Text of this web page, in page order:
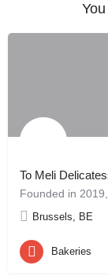
To Meli
Brussels, BE
Bakeries